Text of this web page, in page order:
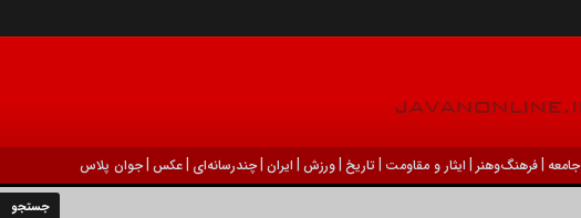
جامعه |فرهنگ‌و‌هنر | ایثار و مقاومت |تاریخ |ورزش | ايران |چندرسانه‌ای |عکس |جوان پلاس